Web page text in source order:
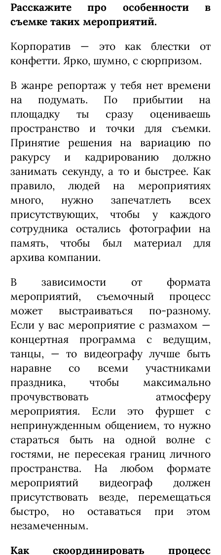
Расскажите про особенности в
съемке таких мероприятий.
Корпоратив — это как блестки от
конфетти. Ярко, шумно, с сюрпризом.
В жанре репортаж у тебя нет времени
на подумать. По прибытии на
площадку ты сразу оцениваешь
пространство и точки для съемки.
Принятие решения на вариацию по
ракурсу и кадрированию должно
занимать секунду, а то и быстрее. Как
правило, людей на мероприятиях
много, нужно запечатлеть всех
присутствующих, чтобы у каждого
сотрудника остались фотографии на
память, чтобы был материал для
архива компании.
В зависимости от формата
мероприятий, съемочный процесс
может выстраиваться по-разному.
Если у вас мероприятие с размахом —
концертная программа с ведущим,
танцы, — то видеографу лучше быть
наравне со всеми участниками
праздника, чтобы максимально
прочувствовать атмосферу
мероприятия. Если это фуршет с
непринужденным общением, то нужно
стараться быть на одной волне с
гостями, не пересекая границ личного
пространства. На любом формате
мероприятий видеограф должен
присутствовать везде, перемещаться
быстро, но оставаться при этом
незамеченным.
Как скоординировать процесс